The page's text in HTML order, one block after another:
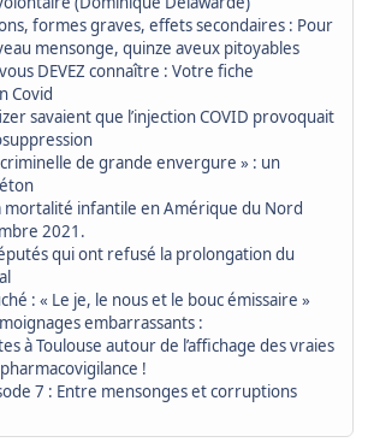
formes graves, effets secondaires : Pour
mensonge, quinze aveux pitoyables
DEVEZ connaître : Votre fiche
Covid
savaient que l’injection COVID provoquait
de grande envergure » : un
mortalité infantile en Amérique du Nord
2021.
qui ont refusé la prolongation du
: « Le je, le nous et le bouc émissaire »
embarrassants :
à Toulouse autour de l’affichage des vraies
!
7 : Entre mensonges et corruptions